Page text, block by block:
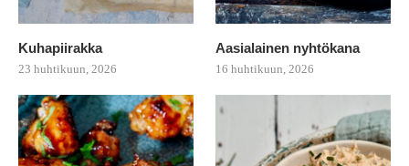
Kuhapiirakka
23 huhtikuun, 2026
Aasialainen nyhtökana
16 huhtikuun, 2026